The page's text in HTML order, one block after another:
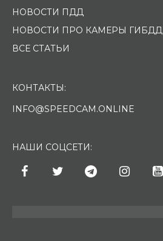
НОВОСТИ ПДД
НОВОСТИ ПРО КАМЕРЫ ГИБДД
ВСЕ СТАТЬИ
КОНТАКТЫ:
INFO@SPEEDCAM.ONLINE
НАШИ СОЦСЕТИ: